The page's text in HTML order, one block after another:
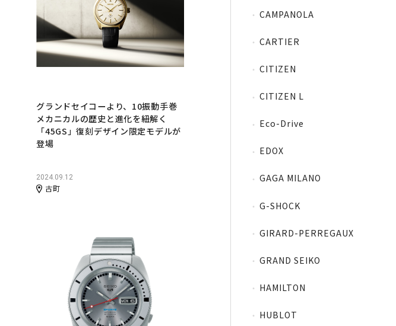
グランドセイコーより、10振動手巻
メカニカルの歴史と進化を紐解く
「45GS」復刻デザイン限定モデルが
登場
2024.09.12
古町
CAMPANOLA
CARTIER
CITIZEN
CITIZEN L
Eco-Drive
EDOX
GAGA MILANO
G-SHOCK
GIRARD-PERREGAUX
GRAND SEIKO
HAMILTON
HUBLOT